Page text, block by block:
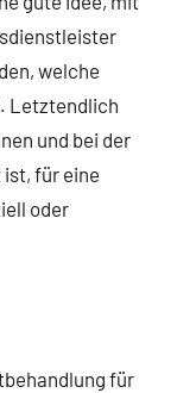
welche
Letztendlich
und bei der
für eine
oder
für